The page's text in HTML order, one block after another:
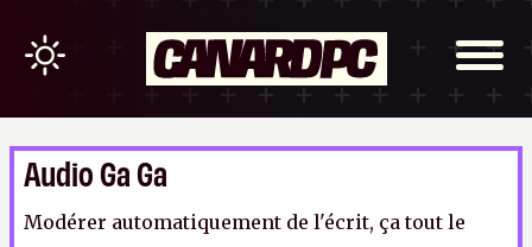
Audio Ga Ga
Modérer automatiquement de l'écrit, ça tout le